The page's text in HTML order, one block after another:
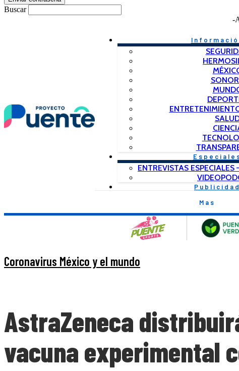
Buscar
-
ENTREVISTAS ESPECIALES
Publicidad
Mas
Coronavirus México y el mundo
AstraZeneca
vacuna experimental